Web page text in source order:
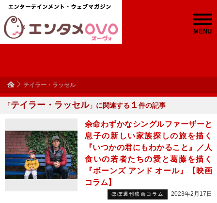
MENU
テイラー・ラッセル
「テイラー・ラッセル」に関連する １ 件の記事
余命わずかなシングルファーザーと
息子の新しい家族探しの旅を描く
『いつかの君にもわかること』／人
食いの若者たちの愛と葛藤を描く
『ボーンズ アンド オール』【映画
コラム】
ほぼ週刊映画コラム 2023年2月17日